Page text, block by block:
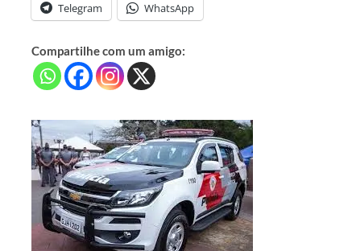
Telegram WhatsApp
Compartilhe com um amigo: